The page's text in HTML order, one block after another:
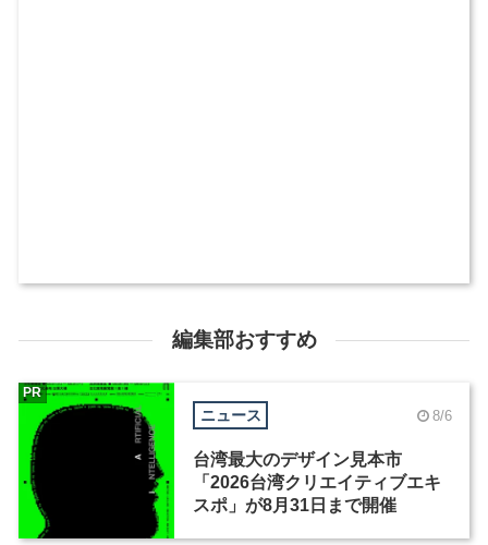
編集部おすすめ
ニュース 8/6
台湾最大のデザイン見本市
「2026台湾クリエイティブエキ
スポ」が8月31日まで開催
PR